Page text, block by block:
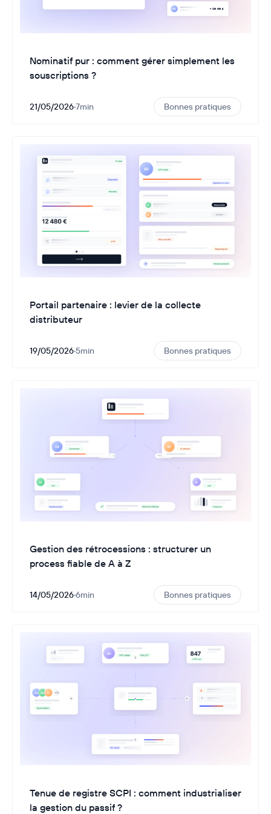
Nominatif pur : comment gérer simplement les
souscriptions ?
21/05/2026·7min Bonnes pratiques
Portail partenaire : levier de la collecte
distributeur
19/05/2026·5min Bonnes pratiques
Gestion des rétrocessions : structurer un
process fiable de A à Z
14/05/2026·6min Bonnes pratiques
Tenue de registre SCPI : comment industrialiser
la gestion du passif ?